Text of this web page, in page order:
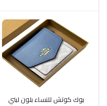
أضف إلى السلة
بوك كوتش للنساء بلون لبني